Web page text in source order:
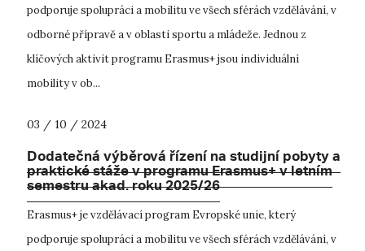
podporuje spolupráci a mobilitu ve všech sférách vzdělávání, v
odborné přípravě a v oblasti sportu a mládeže. Jednou z
klíčových aktivit programu Erasmus+ jsou individuální
mobility v ob...
03 / 10 / 2024
Dodatečná výběrová řízení na studijní pobyty a
praktické stáže v programu Erasmus+ v letním
semestru akad. roku 2025/26
Erasmus+ je vzdělávací program Evropské unie, který
podporuje spolupráci a mobilitu ve všech sférách vzdělávání, v